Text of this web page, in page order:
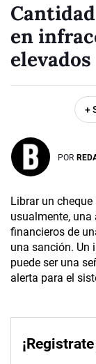
en
elevados
+
POR
Librar un
usualmente,
financieros de
una sanción. Un
puede ser una
alerta para el